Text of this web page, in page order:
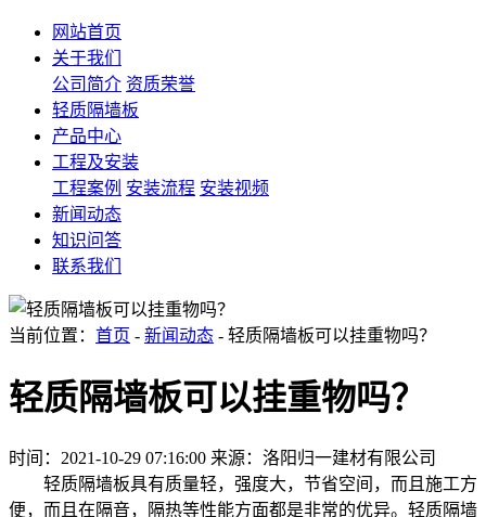
网站首页
关于我们
公司简介 资质荣誉
轻质隔墙板
产品中心
工程及安装
工程案例 安装流程 安装视频
新闻动态
知识问答
联系我们
当前位置： 首页 - 新闻动态 - 轻质隔墙板可以挂重物吗？
轻质隔墙板可以挂重物吗？
时间：2021-10-29 07:16:00 来源：洛阳归一建材有限公司
轻质隔墙板具有质量轻，强度大，节省空间，而且施工方
便，而且在隔音，隔热等性能方面都是非常的优异。轻质隔墙